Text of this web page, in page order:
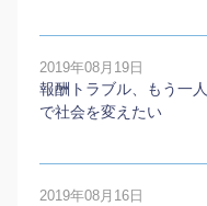
2019年08月19日
報酬トラブル、もう一
で社会を変えたい
2019年08月16日